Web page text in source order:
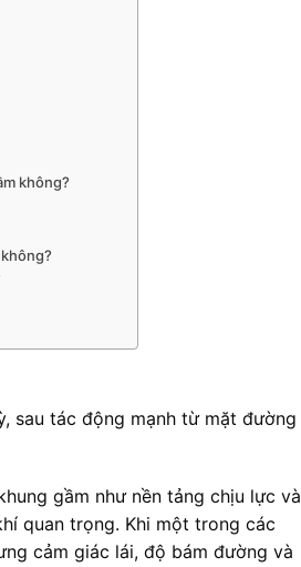
không?
sau tác động mạnh từ mặt đường
gầm như nền tảng chịu lực và
quan trọng. Khi một trong các
cảm giác lái, độ bám đường và